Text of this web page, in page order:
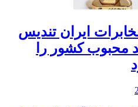
ایران تندیس
محبوب کشور را